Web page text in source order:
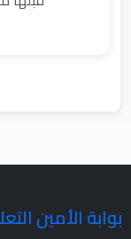
بوابة الأمين